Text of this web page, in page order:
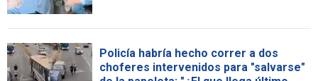
Policía habría hecho correr a dos
choferes intervenidos para "salvarse"